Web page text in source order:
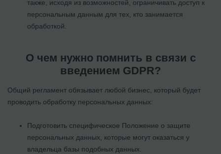
также, исходя из возможностей, ограничивать доступ к
персональным данным для тех, кто занимается
обработкой.
О чем нужно помнить в связи с
введением GDPR?
Общий регламент обязывает любой бизнес, который будет
проводить обработку персональных данных:
Подготовить специфическое Положение о защите
персональных данных, которые могут оказаться у
владельца базы подобных данных.